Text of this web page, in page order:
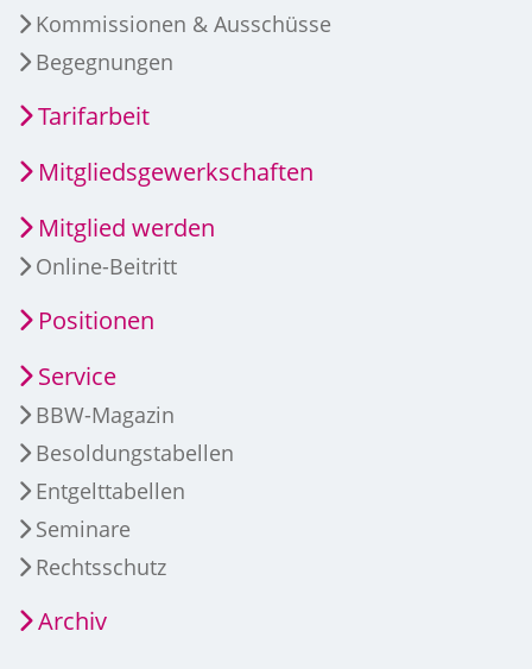
Kommissionen & Ausschüsse
Begegnungen
Tarifarbeit
Mitgliedsgewerkschaften
Mitglied werden
Online-Beitritt
Positionen
Service
BBW-Magazin
Besoldungstabellen
Entgelttabellen
Seminare
Rechtsschutz
Archiv